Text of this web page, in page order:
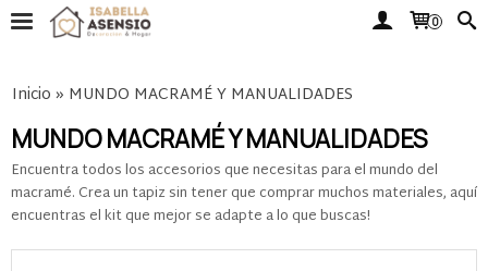
0
Inicio » MUNDO MACRAMÉ Y MANUALIDADES
MUNDO MACRAMÉ Y MANUALIDADES
Encuentra todos los accesorios que necesitas para el mundo del
macramé. Crea un tapiz sin tener que comprar muchos materiales, aquí
encuentras el kit que mejor se adapte a lo que buscas!